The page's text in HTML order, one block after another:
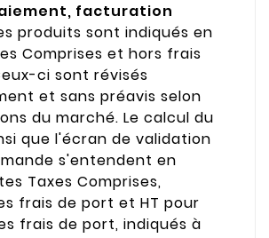
facturation
produits sont indiqués en
Comprises et hors frais
ci sont révisés
et sans préavis selon
du marché. Le calcul du
que l'écran de validation
s'entendent en
Taxes Comprises,
frais de port et HT pour
frais de port, indiqués à